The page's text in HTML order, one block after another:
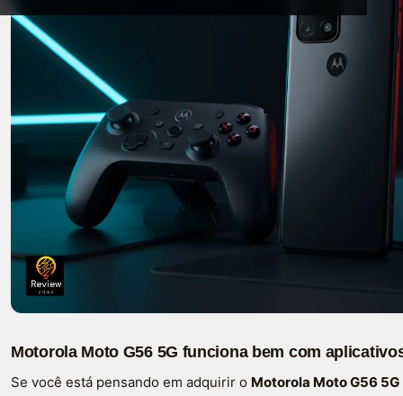
Motorola Moto G56 5G funciona bem com
Se você está pensando em adquirir o Motorola Moto G56 5G